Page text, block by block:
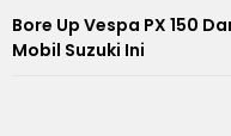
Bore Up Vespa PX 150
Mobil Suzuki Ini